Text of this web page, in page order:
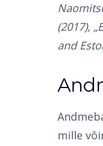
(2017),
and
mille